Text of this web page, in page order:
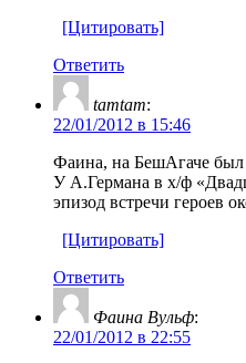
[Цитировать]
Ответить
tamtam:
22/01/2012 в 15:46
Фаина, на БешАгаче
У А.Германа в х/ф
эпизод встречи героев
[Цитировать]
Ответить
Фаина Вульф:
22/01/2012 в 22:55